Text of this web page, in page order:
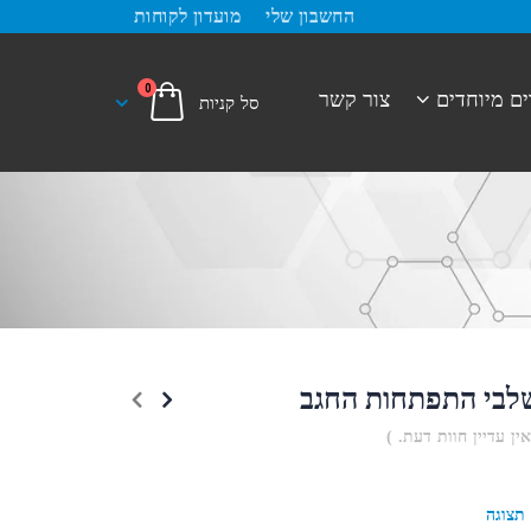
החשבון שלי מועדון לקוחות
מיוחדים צור קשר 0
התפתחות החגב
עדיין חוות דעת. )
תצוגה